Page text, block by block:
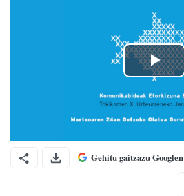
Gehitu gaitzazu Googlen